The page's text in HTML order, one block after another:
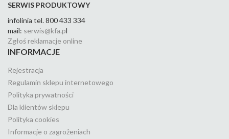
SERWIS PRODUKTOWY
infolinia tel. 800 433 334
mail: serwis@kfa.pl
Zgłoś reklamacje online
INFORMACJE
Rejestracja
Regulamin sklepu internetowego
Polityka prywatności
Dla klientów sklepu
Polityka cookies
Informacje o zagrożeniach